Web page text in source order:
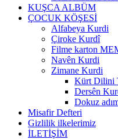
KUŞCA ALBÜM
ÇOCUK KÖŞESİ
Alfabeya Kurdi
Çiroke Kurdî
Filme karton
Navên Kurdi
Zimane Kurdi
Kürt Dilini
Dersên
Dokuz
Misafir Defteri
Gizlilik ilkelerimiz
İLETİŞİM